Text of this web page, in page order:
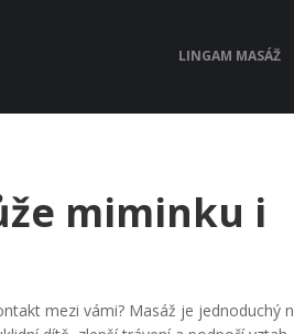
LINGAM MASÁŽ
miminku i
mezi vámi? Masáž je jednoduchý